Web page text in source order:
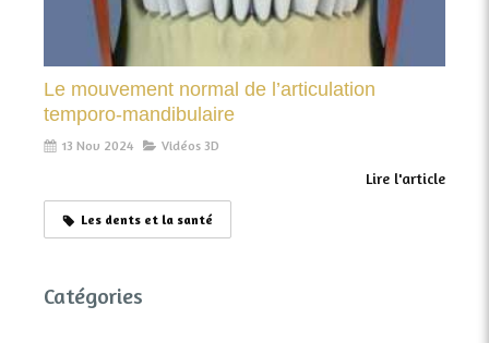
Le mouvement normal de l’articulation
temporo-mandibulaire
13 Nov 2024 Vidéos 3D
Lire l'article
Les dents et la santé
Catégories